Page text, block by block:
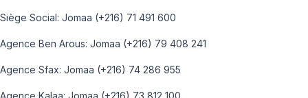
Siège Social: Jomaa (+216) 71 491 600
Agence Ben Arous: Jomaa (+216) 79 408 241
Agence Sfax: Jomaa (+216) 74 286 955
Agence Kalaa: Jomaa (+216) 73 812 100